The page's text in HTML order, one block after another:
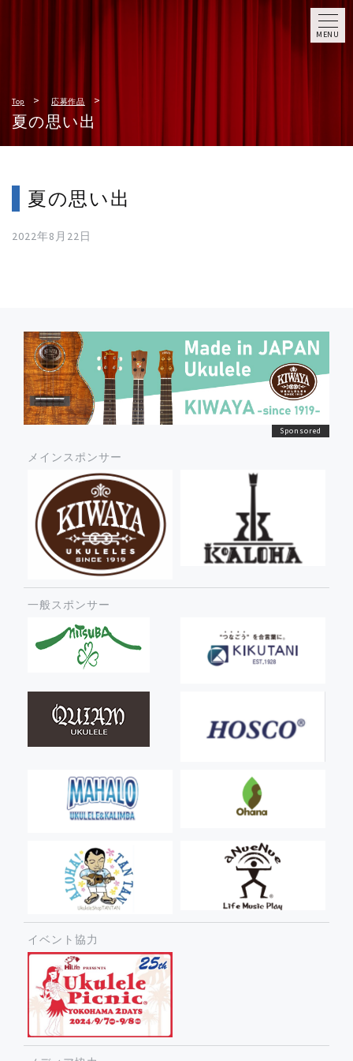
MENU
Top 応募作品
夏の思い出
夏の思い出
2022年8月22日
メインスポンサー
一般スポンサー
イベント協力